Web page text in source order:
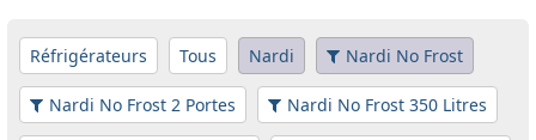
Réfrigérateurs Tous Nardi Nardi No Frost
Nardi No Frost 2 Portes Nardi No Frost 350 Litres